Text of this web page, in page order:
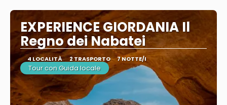
EXPERIENCE GIORDANIA Il
Regno dei Nabatei
4 LOCALITÀ 2 TRASPORTO 7 NOTTE/I
Tour con Guida locale